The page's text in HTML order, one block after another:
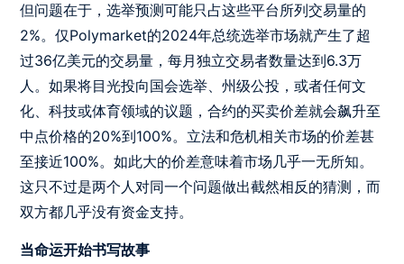
但问题在于，选举预测可能只占这些平台所列交易量的
2%。仅Polymarket的2024年总统选举市场就产生了超
过36亿美元的交易量，每月独立交易者数量达到6.3万
人。如果将目光投向国会选举、州级公投，或者任何文
化、科技或体育领域的议题，合约的买卖价差就会飙升至
中点价格的20%到100%。立法和危机相关市场的价差甚
至接近100%。如此大的价差意味着市场几乎一无所知。
这只不过是两个人对同一个问题做出截然相反的猜测，而
双方都几乎没有资金支持。
当命运开始书写故事